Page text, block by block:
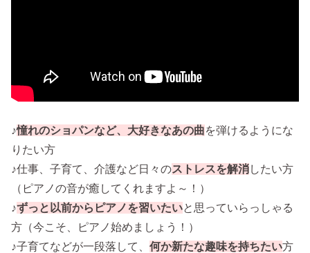
♪憧れのショパンなど、大好きなあの曲を弾けるようにな
りたい方
♪仕事、子育て、介護など日々のストレスを解消したい方
（ピアノの音が癒してくれますよ～！）
♪ずっと以前からピアノを習いたいと思っていらっしゃる
方（今こそ、ピアノ始めましょう！）
♪子育てなどが一段落して、 何か新たな趣味を持ちたい方